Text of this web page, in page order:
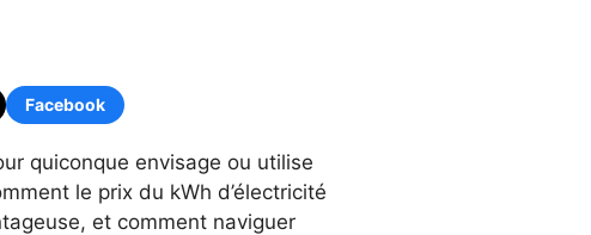
Facebook
quiconque envisage ou utilise
le prix du kWh d’électricité
et comment naviguer